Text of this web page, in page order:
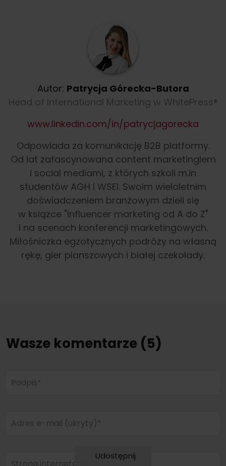
Autor: Patrycja Górecka-Butora
Head of International Marketing w WhitePress®
www.linkedin.com/in/patrycjagorecka
Odpowiada za komunikację B2B platformy.
Od lat zafascynowana content marketingiem
i social mediami, z których szkoli m.in
studentów AGH i WSEI. Swoim wieloletnim
doświadczeniem branżowym dzieli się
w książce "Influencer marketing od A do Z"
i na scenach konferencji marketingowych.
Miłośniczka egzotycznych podróży na własną
rękę, gier planszowych i białej czekolady.
Wasze komentarze (5)
Podpis*
Adres e-mail (ukryty)*
Udostępnij